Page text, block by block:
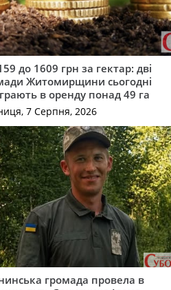
до 1609 грн за гектар: дві
Житомирщини сьогодні
в оренду понад 49 га
7 Серпня, 2026
громада провела в